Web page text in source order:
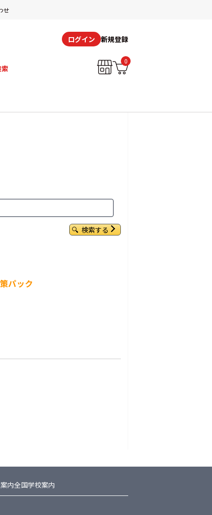
せ
ログイン 新規登録
0
検索する
パック
内全国学校案内